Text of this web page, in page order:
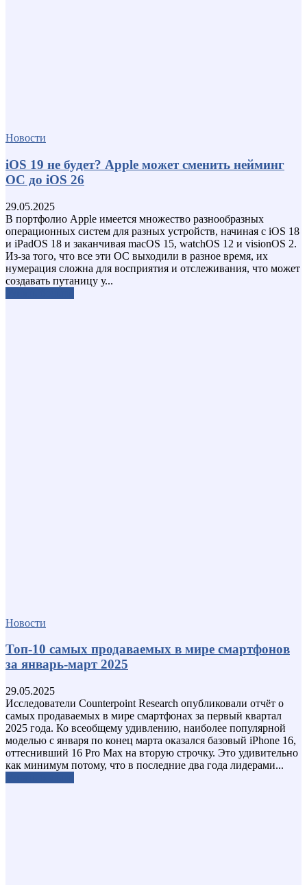
Новости
iOS 19 не будет? Apple может сменить нейминг
ОС до iOS 26
29.05.2025
В портфолио Apple имеется множество разнообразных
операционных систем для разных устройств, начиная с iOS 18
и iPadOS 18 и заканчивая macOS 15, watchOS 12 и visionOS 2.
Из-за того, что все эти ОС выходили в разное время, их
нумерация сложна для восприятия и отслеживания, что может
создавать путаницу у...
Новости
Топ-10 самых продаваемых в мире смартфонов
за январь-март 2025
29.05.2025
Исследователи Counterpoint Research опубликовали отчёт о
самых продаваемых в мире смартфонах за первый квартал
2025 года. Ко всеобщему удивлению, наиболее популярной
моделью с января по конец марта оказался базовый iPhone 16,
оттеснивший 16 Pro Max на вторую строчку. Это удивительно
как минимум потому, что в последние два года лидерами...